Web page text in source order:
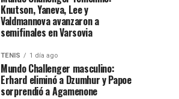
Knutson, Yaneva, Lee y
Valdmannova avanzaron a
semifinales en Varsovia
TENIS 1 día ago
Mundo Challenger masculino:
Erhard eliminó a Dzumhur y Papoe
sorprendió a Agamenone